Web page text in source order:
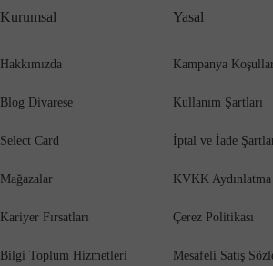
Kurumsal
Hakkımızda
Blog Divarese
Select Card
Mağazalar
Kariyer Fırsatları
Bilgi Toplum Hizmetleri
Yasal
Kampanya
Kullanım Şartları
İptal ve İade
KVKK
Çerez Politikası
Mesafeli Satış